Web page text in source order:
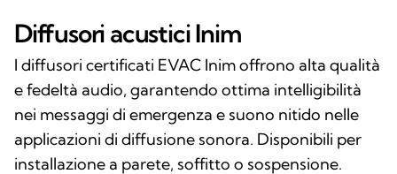
Diffusori acustici Inim
I diffusori certificati EVAC Inim offrono alta qualità
e fedeltà audio, garantendo ottima intelligibilità
nei messaggi di emergenza e suono nitido nelle
applicazioni di diffusione sonora. Disponibili per
installazione a parete, soffitto o sospensione.